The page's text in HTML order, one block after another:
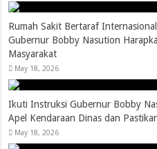
Rumah Sakit Bertaraf
Gubernur Bobby Nasution
Masyarakat
May 18, 2026
Ikuti Instruksi Gubernur Bobby
Apel Kendaraan Dinas dan
May 18, 2026